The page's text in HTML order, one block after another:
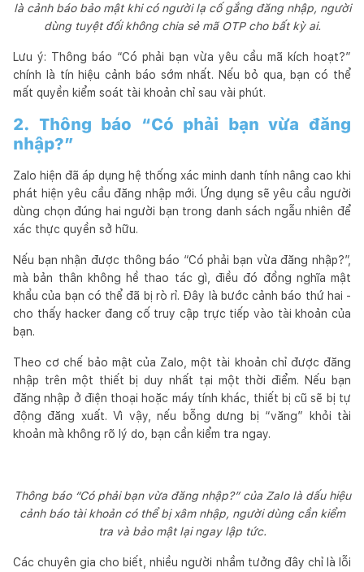
là cảnh báo bảo mật khi có người lạ cố gắng đăng nhập, người
dùng tuyệt đối không chia sẻ mã OTP cho bất kỳ ai.
Lưu ý: Thông báo “Có phải bạn vừa yêu cầu mã kích hoạt?”
chính là tín hiệu cảnh báo sớm nhất. Nếu bỏ qua, bạn có thể
mất quyền kiểm soát tài khoản chỉ sau vài phút.
2. Thông báo “Có phải bạn vừa đăng
nhập?”
Zalo hiện đã áp dụng hệ thống xác minh danh tính nâng cao khi
phát hiện yêu cầu đăng nhập mới. Ứng dụng sẽ yêu cầu người
dùng chọn đúng hai người bạn trong danh sách ngẫu nhiên để
xác thực quyền sở hữu.
Nếu bạn nhận được thông báo “Có phải bạn vừa đăng nhập?”,
mà bản thân không hề thao tác gì, điều đó đồng nghĩa mật
khẩu của bạn có thể đã bị rò rỉ. Đây là bước cảnh báo thứ hai -
cho thấy hacker đang cố truy cập trực tiếp vào tài khoản của
bạn.
Theo cơ chế bảo mật của Zalo, một tài khoản chỉ được đăng
nhập trên một thiết bị duy nhất tại một thời điểm. Nếu bạn
đăng nhập ở điện thoại hoặc máy tính khác, thiết bị cũ sẽ bị tự
động đăng xuất. Vì vậy, nếu bỗng dưng bị “văng” khỏi tài
khoản mà không rõ lý do, bạn cần kiểm tra ngay.
Thông báo “Có phải bạn vừa đăng nhập?” của Zalo là dấu hiệu
cảnh báo tài khoản có thể bị xâm nhập, người dùng cần kiểm
tra và bảo mật lại ngay lập tức.
Các chuyên gia cho biết, nhiều người nhầm tưởng đây chỉ là lỗi